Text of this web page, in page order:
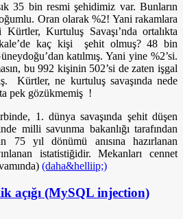
35 bin resmi şehidimiz var. Bunların
Oran olarak %2! Yani rakamlara
Kürtler, Kurtuluş Savaşı’nda ortalıkta
kaç kişi şehit olmuş? 48 bin
katılmış. Yani yine %2’si.
bu 992 kişinin 502’si de zaten işgal
Kürtler, ne kurtuluş savaşında nede
pek gözükmemiş !
1. dünya savaşında şehit düşen
milli savunma bakanlığı tarafından
75 yıl dönümü anısına hazırlanan
istatistiğidir.Mekanları cennet
(daha&helliip;)
açığı (MySQL injection)